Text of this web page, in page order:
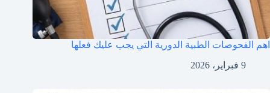
اهم الفحوصات الطبية الدورية التي يجب عليك فعلها
9 فبراير، 2026